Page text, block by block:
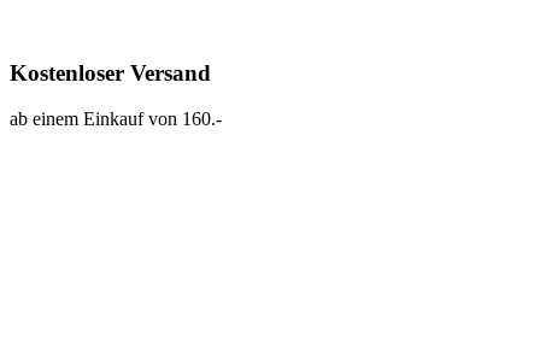
Kostenloser Versand
ab einem Einkauf von 160.-